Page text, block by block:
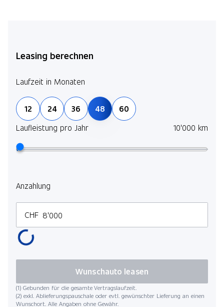
Leasing berechnen
Laufzeit in Monaten
12 24 36 48
60
Laufleistung pro Jahr
10'000 km
Anzahlung
CHF
(1) Gebunden für die gesamte Vertragslaufzeit.
(2) exkl. Ablieferungspauschale oder evtl. gewünschter Lieferung an einen
Wunschort. Alle Angaben ohne Gewähr.
Wunschauto leasen